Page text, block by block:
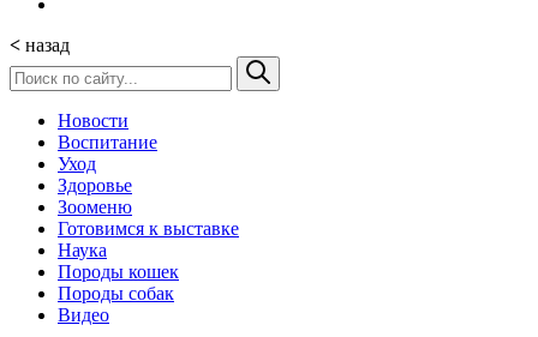
< назад
Новости
Воспитание
Уход
Здоровье
Зооменю
Готовимся к выставке
Наука
Породы кошек
Породы собак
Видео